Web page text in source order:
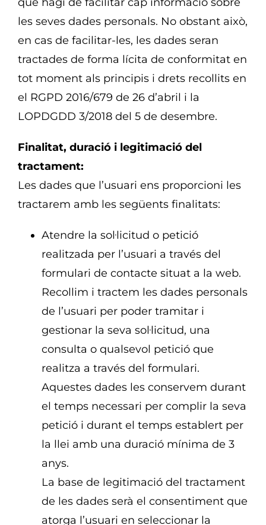
les seves dades personals. No obstant això,
en cas de facilitar-les, les dades seran
tractades de forma lícita de conformitat en
tot moment als principis i drets recollits en
el RGPD 2016/679 de 26 d’abril i la
LOPDGDD 3/2018 del 5 de desembre.
Finalitat, duració i legitimació del
tractament:
Les dades que l’usuari ens proporcioni les
tractarem amb les següents finalitats:
Atendre la sol·licitud o petició
realitzada per l’usuari a través del
formulari de contacte situat a la web.
Recollim i tractem les dades personals
de l’usuari per poder tramitar i
gestionar la seva sol·licitud, una
consulta o qualsevol petició que
realitza a través del formulari.
Aquestes dades les conservem durant
el temps necessari per complir la seva
petició i durant el temps establert per
la llei amb una duració mínima de 3
anys.
La base de legitimació del tractament
de les dades serà el consentiment que
atorga l’usuari en seleccionar la